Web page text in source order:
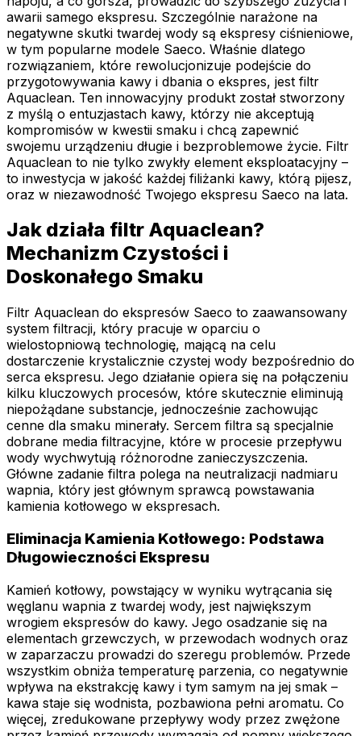
awarii samego ekspresu. Szczególnie narażone na
negatywne skutki twardej wody są ekspresy ciśnieniowe,
w tym popularne modele Saeco. Właśnie dlatego
rozwiązaniem, które rewolucjonizuje podejście do
przygotowywania kawy i dbania o ekspres, jest filtr
Aquaclean. Ten innowacyjny produkt został stworzony
z myślą o entuzjastach kawy, którzy nie akceptują
kompromisów w kwestii smaku i chcą zapewnić
swojemu urządzeniu długie i bezproblemowe życie. Filtr
Aquaclean to nie tylko zwykły element eksploatacyjny –
to inwestycja w jakość każdej filiżanki kawy, którą pijesz,
oraz w niezawodność Twojego ekspresu Saeco na lata.
Jak działa filtr Aquaclean?
Mechanizm Czystości i
Doskonałego Smaku
Filtr Aquaclean do ekspresów Saeco to zaawansowany
system filtracji, który pracuje w oparciu o
wielostopniową technologię, mającą na celu
dostarczenie krystalicznie czystej wody bezpośrednio do
serca ekspresu. Jego działanie opiera się na połączeniu
kilku kluczowych procesów, które skutecznie eliminują
niepożądane substancje, jednocześnie zachowując
cenne dla smaku minerały. Sercem filtra są specjalnie
dobrane media filtracyjne, które w procesie przepływu
wody wychwytują różnorodne zanieczyszczenia.
Główne zadanie filtra polega na neutralizacji nadmiaru
wapnia, który jest głównym sprawcą powstawania
kamienia kotłowego w ekspresach.
Eliminacja Kamienia Kotłowego: Podstawa
Długowieczności Ekspresu
Kamień kotłowy, powstający w wyniku wytrącania się
węglanu wapnia z twardej wody, jest największym
wrogiem ekspresów do kawy. Jego osadzanie się na
elementach grzewczych, w przewodach wodnych oraz
w zaparzaczu prowadzi do szeregu problemów. Przede
wszystkim obniża temperaturę parzenia, co negatywnie
wpływa na ekstrakcję kawy i tym samym na jej smak –
kawa staje się wodnista, pozbawiona pełni aromatu. Co
więcej, zredukowane przepływy wody przez zwężone